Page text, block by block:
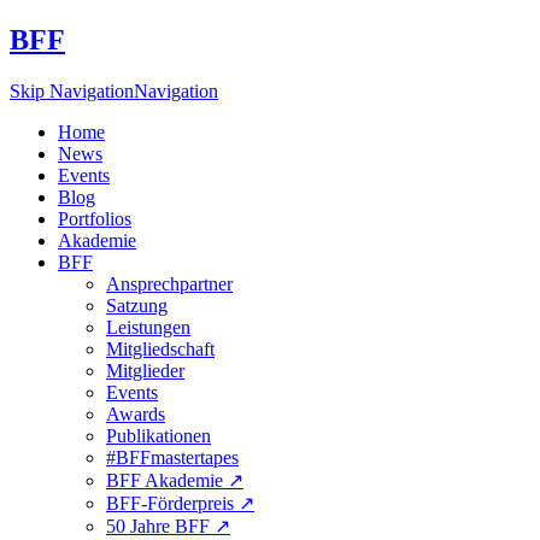
BFF
Skip NavigationNavigation
Home
News
Events
Blog
Portfolios
Akademie
BFF
Ansprechpartner
Satzung
Leistungen
Mitgliedschaft
Mitglieder
Events
Awards
Publikationen
#BFFmastertapes
BFF Akademie ↗︎
BFF-Förderpreis ↗︎
50 Jahre BFF ↗︎